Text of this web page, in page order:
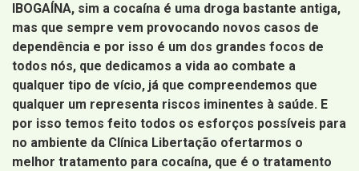
IBOGAÍNA, sim a cocaína é uma droga bastante antiga,
mas que sempre vem provocando novos casos de
dependência e por isso é um dos grandes focos de
todos nós, que dedicamos a vida ao combate a
qualquer tipo de vício, já que compreendemos que
qualquer um representa riscos iminentes à saúde. E
por isso temos feito todos os esforços possíveis para
no ambiente da Clínica Libertação ofertarmos o
melhor tratamento para cocaína, que é o tratamento